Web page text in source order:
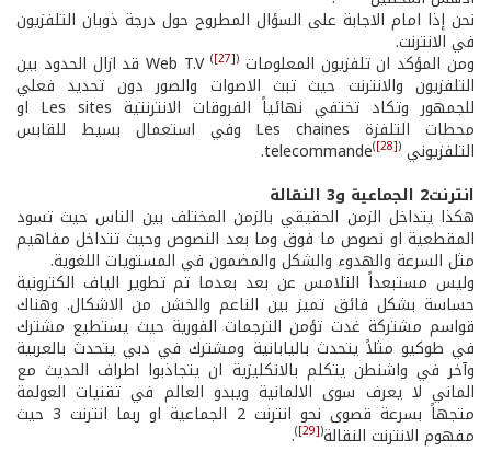
نحن إذا امام الاجابة على السؤال المطروح حول درجة ذوبان التلفزيون
في الانترنت.
ومن المؤكد ان تلفزيون المعلومات Web T.V ([27]) قد ازال الحدود بين
التلفزيون والانترنت حيث تبث الاصوات والصور دون تحديد فعلي
للجمهور وتكاد تختفي نهائياً الفروقات الانترنتية Les sites او
محطات التلفزة Les chaines وفي استعمال بسيط للقابس
التلفزيوني telecommande ([28])
.
انترنت2 الجماعية و3 النقالة
هكذا يتداخل الزمن الحقيقي بالزمن المختلف بين الناس حيث تسود
المقطعية او نصوص ما فوق وما بعد النصوص وحيث تتداخل مفاهيم
مثل السرعة والهدوء والشكل والمضمون في المستويات اللغوية.
وليس مستبعداً التلامس عن بعد بعدما تم تطوير الياف الكترونية
حساسة بشكل فائق تميز بين الناعم والخشن من الاشكال. وهناك
قواسم مشتركة غدت تؤمن الترجمات الفورية حيث يستطيع مشترك
في طوكيو مثلاً يتحدث باليابانية ومشترك في دبي يتحدث بالعربية
وآخر في واشنطن يتكلم بالانكليزية ان يتجاذبوا اطراف الحديث مع
الماني لا يعرف سوى الالمانية ويبدو العالم في تقنيات العولمة
متجهاً بسرعة قصوى نحو انترنت 2 الجماعية او ربما انترنت 3 حيث
مفهوم الانترنت النقالة(
[29]
)
.